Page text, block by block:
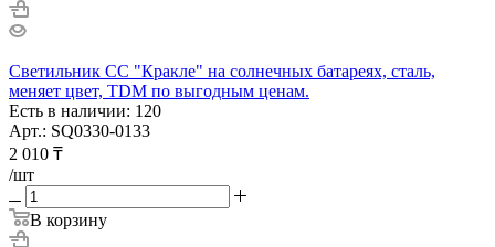
Светильник СС "Кракле" на солнечных батареях, сталь,
меняет цвет, TDM по выгодным ценам.
Есть в наличии: 120
Арт.: SQ0330-0133
2 010 ₸
/шт
В корзину